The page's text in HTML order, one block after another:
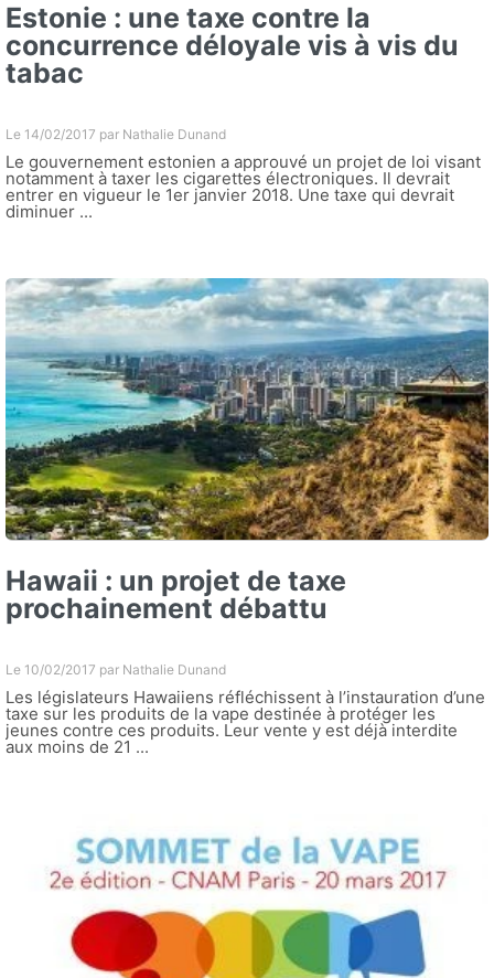
Estonie : une taxe contre la
concurrence déloyale vis à vis du
tabac
Le 14/02/2017 par Nathalie Dunand
Le gouvernement estonien a approuvé un projet de loi visant
notamment à taxer les cigarettes électroniques. Il devrait
entrer en vigueur le 1er janvier 2018. Une taxe qui devrait
diminuer ...
Hawaii : un projet de taxe
prochainement débattu
Le 10/02/2017 par Nathalie Dunand
Les législateurs Hawaiiens réfléchissent à l’instauration d’une
taxe sur les produits de la vape destinée à protéger les
jeunes contre ces produits. Leur vente y est déjà interdite
aux moins de 21 ...